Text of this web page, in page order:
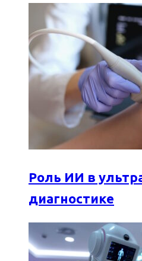
Роль ИИ в
диагностике